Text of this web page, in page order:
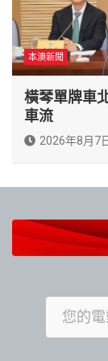
本澳新聞
橫琴單牌車
車流
2026年8月7